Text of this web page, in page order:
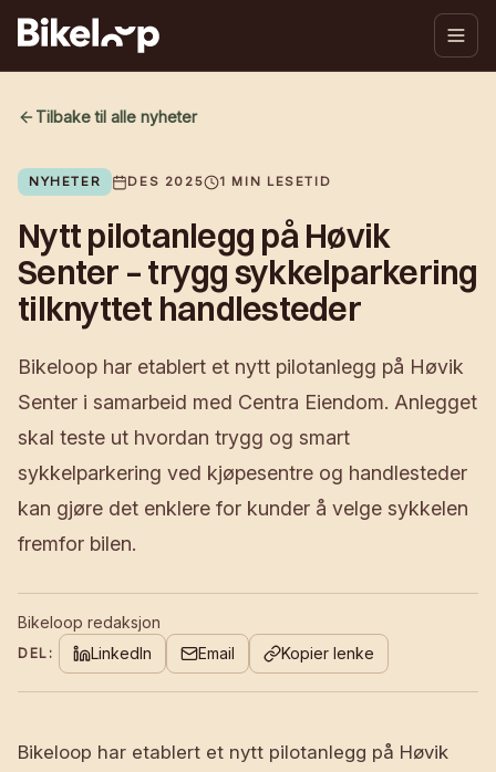
Tilbake til alle nyheter
NYHETER DES 2025 1 MIN LESETID
Nytt pilotanlegg på Høvik
Senter – trygg sykkelparkering
tilknyttet handlesteder
Bikeloop har etablert et nytt pilotanlegg på Høvik
Senter i samarbeid med Centra Eiendom. Anlegget
skal teste ut hvordan trygg og smart
sykkelparkering ved kjøpesentre og handlesteder
kan gjøre det enklere for kunder å velge sykkelen
fremfor bilen.
Bikeloop redaksjon
DEL: LinkedIn Email Kopier lenke
Bikeloop har etablert et nytt pilotanlegg på Høvik